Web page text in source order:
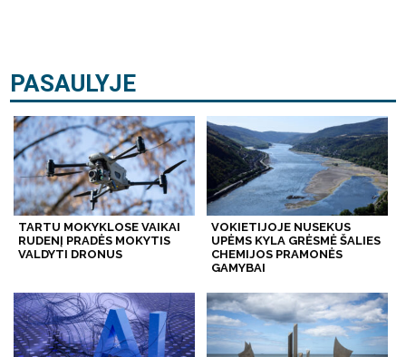
PASAULYJE
TARTU MOKYKLOSE VAIKAI
RUDENĮ PRADĖS MOKYTIS
VALDYTI DRONUS
VOKIETIJOJE NUSEKUS
UPĖMS KYLA GRĖSMĖ ŠALIES
CHEMIJOS PRAMONĖS
GAMYBAI